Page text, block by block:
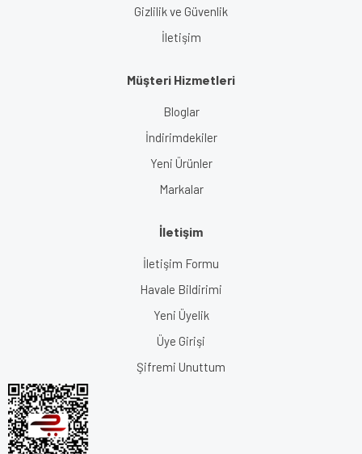
Gizlilik ve Güvenlik
İletişim
Müşteri Hizmetleri
Bloglar
İndirimdekiler
Yeni Ürünler
Markalar
İletişim
İletişim Formu
Havale Bildirimi
Yeni Üyelik
Üye Girişi
Şifremi Unuttum